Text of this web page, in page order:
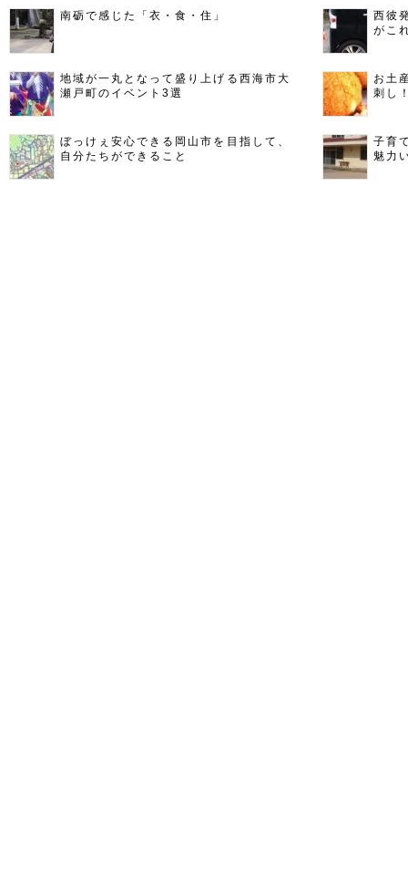
南砺で感じた「衣・食・住」
西彼
がこ
地域が一丸となって盛り上げる西海市大
瀬戸町のイベント3選
お土
刺し
ぼっけぇ安心できる岡山市を目指して、
自分たちができること
子育
魅力